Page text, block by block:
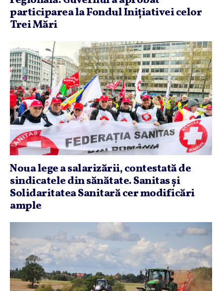
participarea la Fondul Iniţiativei celor
Trei Mări
Noua lege a salarizării, contestată de
sindicatele din sănătate. Sanitas şi
Solidaritatea Sanitară cer modificări
ample